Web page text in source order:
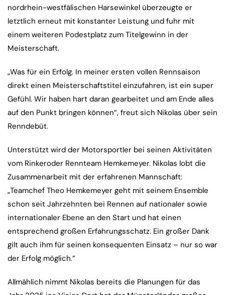
nordrhein-westfälischen Harsewinkel überzeugte er
letztlich erneut mit konstanter Leistung und fuhr mit
einem weiteren Podestplatz zum Titelgewinn in der
Meisterschaft.
„Was für ein Erfolg. In meiner ersten vollen Rennsaison
direkt einen Meisterschaftstitel einzufahren, ist ein super
Gefühl. Wir haben hart daran gearbeitet und am Ende alles
auf den Punkt bringen können“, freut sich Nikolas über sein
Renndebüt.
Unterstützt wird der Motorsportler bei seinen Aktivitäten
vom Rinkeroder Rennteam Hemkemeyer. Nikolas lobt die
Zusammenarbeit mit der erfahrenen Mannschaft:
„Teamchef Theo Hemkemeyer geht mit seinem Ensemble
schon seit Jahrzehnten bei Rennen auf nationaler sowie
internationaler Ebene an den Start und hat einen
entsprechend großen Erfahrungsschatz. Ein großer Dank
gilt auch ihm für seinen konsequenten Einsatz – nur so war
der Erfolg möglich.“
Allmählich nimmt Nikolas bereits die Planungen für das